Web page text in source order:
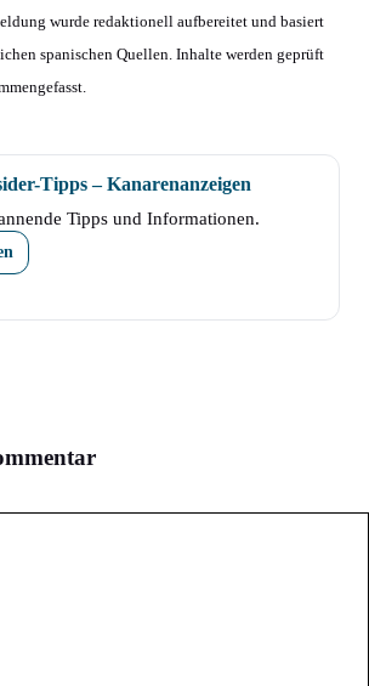
wurde redaktionell aufbereitet und basiert
spanischen Quellen. Inhalte werden geprüft
Tipps – Kanarenanzeigen
Tipps und Informationen.